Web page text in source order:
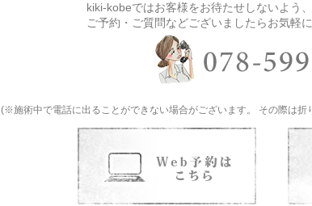
kiki-kobeではお客様をお待たせしないよう
ご予約・ご質問などございましたらお気軽
(※施術中で電話に出ることができない場合がございます。 その際は